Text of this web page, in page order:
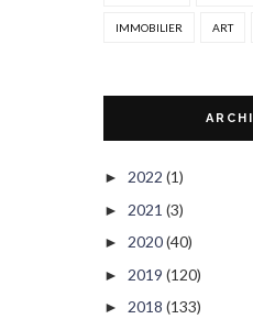
IMMOBILIER ART
► 2022 (1)
► 2021 (3)
► 2020(40)
► 2019 (120)
► 2018 (133)